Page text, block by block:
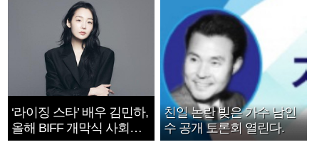
‘라이징 스타’ 배우 김민하,
올해 BIFF 개막식 사회자
확정
친일 논란 빚은 가수 남인
수 공개 토론회 열린다.